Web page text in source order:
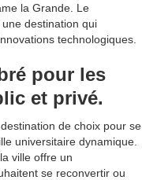
la Grande. Le
destination qui
technologiques.
pour les
et privé.
de choix pour se
universitaire dynamique.
ville offre un
se reconvertir ou